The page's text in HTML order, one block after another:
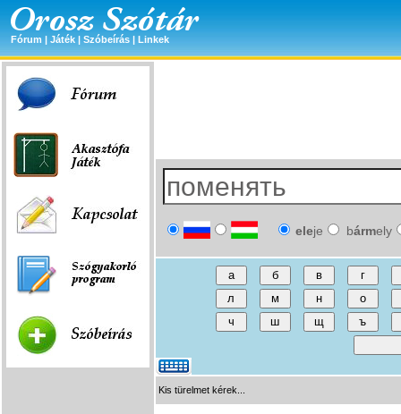
Fórum | Játék | Szóbeírás | Linkek
eleje bármely
Kis türelmet kérek...